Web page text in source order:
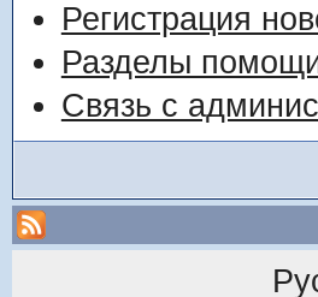
Регистрация
Разделы
Связь с